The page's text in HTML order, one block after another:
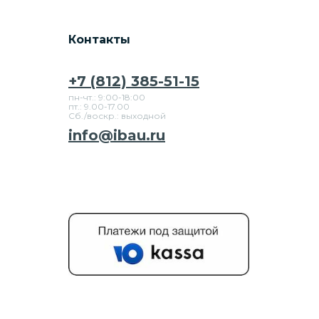
+7 (812) 385-51-15
пн-чт.: 9:00-18:00
пт.: 9.00-17.00
Сб./воскр.: выходной
Контакты
info@ibau.ru